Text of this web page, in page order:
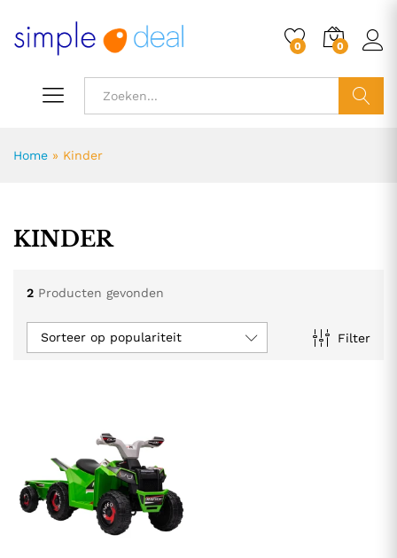
0 0
Home » Kinder
KINDER
2 Producten gevonden
Filter
Sorteer op populariteit